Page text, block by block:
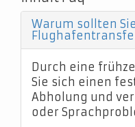
Warum sollten
Durch eine
Sie sich einen
Abholung und
oder